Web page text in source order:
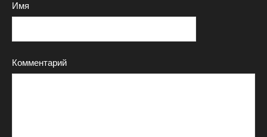
Имя
Комментарий